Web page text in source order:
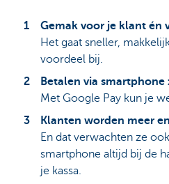
Gemak voor je klant én
Het gaat sneller,
voordeel bij.
Betalen via
Met Google Pay kun je
Klanten worden meer
En dat verwachten ze
smartphone altijd bij de
je kassa.